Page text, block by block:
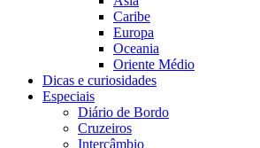
Caribe
Europa
Oceania
Oriente Médio
Dicas e curiosidades
Especiais
Diário de Bordo
Cruzeiros
Intercâmbio